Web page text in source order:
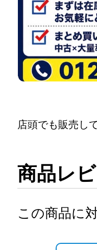
店頭でも販売し
商品レ
この商品に